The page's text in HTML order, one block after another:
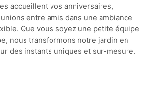
accueillent vos anniversaires,
entre amis dans une ambiance
Que vous soyez une petite équipe
nous transformons notre jardin en
des instants uniques et sur-mesure.